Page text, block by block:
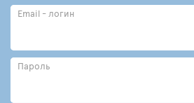
Email - логин
Пароль